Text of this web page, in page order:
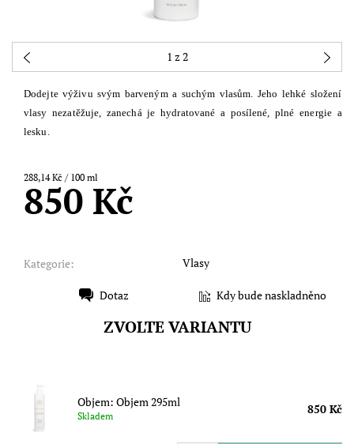
1 z 2
Dodejte výživu svým barveným a suchým vlasům. Jeho lehké složení
vlasy nezatěžuje, zanechá je hydratované a posílené, plné energie a
lesku.
288,14 Kč / 100 ml
850 Kč
Kategorie: Vlasy
Dotaz Kdy bude naskladněno
ZVOLTE VARIANTU
Objem: Objem 295ml
Skladem 850 Kč